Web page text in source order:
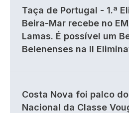
Taça de Portugal - 1.ª
Beira-Mar recebe no
Lamas. É possível um
Belenenses na II
Costa Nova foi palco
Nacional da Classe